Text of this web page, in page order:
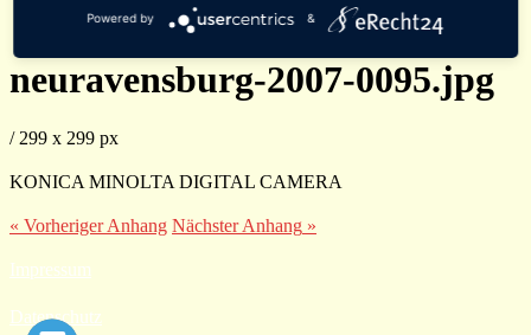
neuravensburg-2007-0095.jpg
/ 299 x 299 px
KONICA MINOLTA DIGITAL CAMERA
« VorherigerAnhang NächsterAnhang »
Impressum
Datenschutz
Powered by &